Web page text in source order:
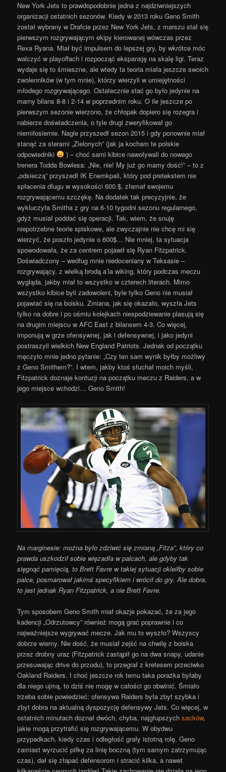
New York Jets to prawdopodobnie jedna z najdziwniejszych
organizacji ostatnich sezonów. Kiedy w 2013 roku Geno Smith
został wybrany w Drafcie przez New York Jets, z marszu stał się
pierwszym rozgrywającym ekipy kierowanej wówczas przez
Rexa Ryana. Miał być impulsem do lepszej gry, by wkrótce móc
walczyć w playoffach i rozpocząć ekspansję na skalę ligi. Teraz
wydaje się to śmieszne, ale wtedy ta teoria miała jeszcze swoich
zwolenników (w tym mnie), którzy wierzyli w umiejętności
młodego rozgrywającego. Ostatecznie stać go było jedynie na
marny bilans 8-8 i 2-14 w poprzednim roku. O ile jeszcze po
pierwszym sezonie wierzono, że chłopak dopiero się rozegra i
nabierze doświadczenia, o tyle drugi zweryfikował go
niemiłosiernie. Nagle przyszedł sezon 2015 i gdy ponownie miał
stanąć za sterami „Zielonych” (jak ja kocham te polskie
odpowiedniki
) – choć sami kibice nawoływali do nowego
trenera Todda Bowlesa: „Nie, nie! My już go mamy dość!” – to z
„odsieczą” przyszedł IK Enemkpali, który pod pretekstem nie
spłacenia długu w wysokości 600 $, złamał swojemu
rozgrywającemu szczękę. Na dodatek tak precyzyjnie, że
wykluczyła Smitha z gry na 6-10 tygodni sezonu regularnego,
gdyż musiał poddać się operacji. Tak, wiem, że snuję
niepotrzebne teorie spiskowe, ale zwyczajnie nie chcę mi się
wierzyć, że poszło jedynie o 600$… Nie mniej, ta sytuacja
spowodowała, że za centrem pojawił się Ryan Fitzpatrick.
Doświadczony – według mnie niedoceniany w Teksasie –
rozgrywający, z wielką brodą a’la wiking, który podczas meczu
wygląda, jakby miał to wszystko w czterech literach. Mimo
wszystko kibice byli zadowoleni, byle tylko Geno nie musiał
pojawiać się na boisku. Zmiana, jak się okazało, wyszła Jets
tylko na dobre i po ośmiu kolejkach niespodziewanie plasują się
na drugim miejscu w AFC East z bilansem 4-3. Co więcej,
imponują w grze ofensywnej, jak i defensywnej, i jako jedyni
postraszyli wielkich New England Patriots. Jednak od początku
męczyło mnie jedno pytanie: „Czy ten sam wynik byłby możliwy
z Geno Smithem?”. I wtem, jakby ktoś słuchał moich myśli,
Fitzpatrick doznaje kontuzji na początku meczu z Raiders, a w
jego miejsce wchodzi… Geno Smith!
Na marginesie: można było zdziwić się zmianą „Fitza”, który co
prawda uszkodził sobie więzadła w palcach, ale gdyby tak
sięgnąć pamięcią, to Brett Favre w takiej sytuacji okleiłby sobie
palce, posmarował jakimś specyfikiem i wrócił do gry. Ale dobra,
to jest jednak Ryan Fitzpatrick, a nie Brett Favre.
Tym sposobem Geno Smith miał okazje pokazać, że za jego
kadencji „Odrzutowcy” również mogą grać poprawnie i co
najważniejsze wygrywać mecze. Jak mu to wyszło? Wszyscy
dobrze wiemy. Nie dość, że musiał zejść na chwilę z boiska
przez drobny uraz (Fitzpatrick zastąpił go na dwa snapy, udanie
przesuwając drive do przodu), to przegrał z kretesem przeciwko
Oakland Raiders. I choć jeszcze rok temu taka porażka byłaby
dla niego ujmą, to dziś nie mogę w całości go obwinić. Śmiało
trzeba sobie powiedzieć: ofensywa Raiders była zbyt szybka i
zbyt dobra na aktualną dyspozycję defensywy Jets. Co więcej, w
ostatnich minutach doznał dwóch, chyba, najgłupszychsacków,
jakie mogą przytrafić się rozgrywającemu. W obydwu
przypadkach, kiedy czas i odległość grały istotną rolę, Geno
zamiast wyrzucić piłkę za linię boczną (tym samym zatrzymując
czas), dał się złapać defensorom i stracić kilka, a nawet